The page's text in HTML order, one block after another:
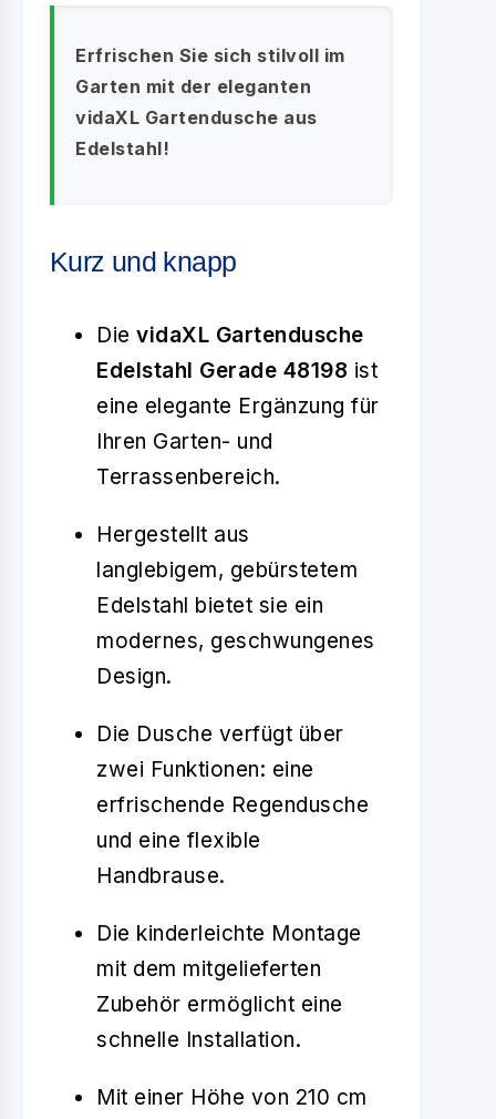
Erfrischen Sie sich stilvoll im
Garten mit der eleganten
vidaXL Gartendusche aus
Edelstahl!
Kurz und knapp
Die vidaXL Gartendusche
Edelstahl Gerade 48198 ist
eine elegante Ergänzung für
Ihren Garten- und
Terrassenbereich.
Hergestellt aus
langlebigem, gebürstetem
Edelstahl bietet sie ein
modernes, geschwungenes
Design.
Die Dusche verfügt über
zwei Funktionen: eine
erfrischende Regendusche
und eine flexible
Handbrause.
Die kinderleichte Montage
mit dem mitgelieferten
Zubehör ermöglicht eine
schnelle Installation.
Mit einer Höhe von 210 cm